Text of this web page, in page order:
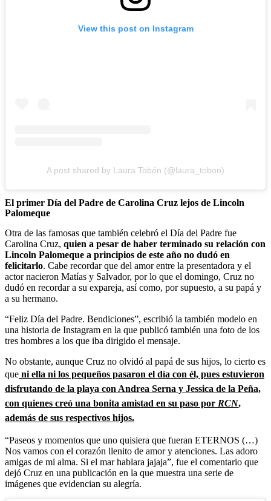
View this post on Instagram
A post shared by Laura Tobón (@laura_tobon)
El primer Día del Padre de Carolina Cruz lejos de Lincoln
Palomeque
Otra de las famosas que también celebró el Día del Padre fue
Carolina Cruz, quien a pesar de haber terminado su relación con
Lincoln Palomeque a principios de este año no dudó en
felicitarlo. Cabe recordar que del amor entre la presentadora y el
actor nacieron Matías y Salvador, por lo que el domingo, Cruz no
dudó en recordar a su expareja, así como, por supuesto, a su papá y
a su hermano.
“Feliz Día del Padre. Bendiciones”, escribió la también modelo en
una historia de Instagram en la que publicó también una foto de los
tres hombres a los que iba dirigido el mensaje.
No obstante, aunque Cruz no olvidó al papá de sus hijos, lo cierto es
que ni ella ni los pequeños pasaron el día con él, pues estuvieron
disfrutando de la playa con Andrea Serna y Jessica de la Peña,
con quienes creó una bonita amistad en su paso por RCN,
además de sus respectivos hijos.
“Paseos y momentos que uno quisiera que fueran ETERNOS (…)
Nos vamos con el corazón llenito de amor y atenciones. Las adoro
amigas de mi alma. Si el mar hablara jajaja”, fue el comentario que
dejó Cruz en una publicación en la que muestra una serie de
imágenes que evidencian su alegría.